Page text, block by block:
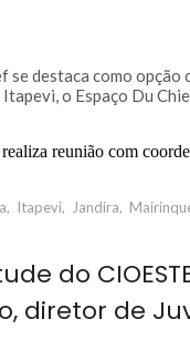
se destaca como
o Espaço Du
, Itapevi, Jandira,
do
diretor de